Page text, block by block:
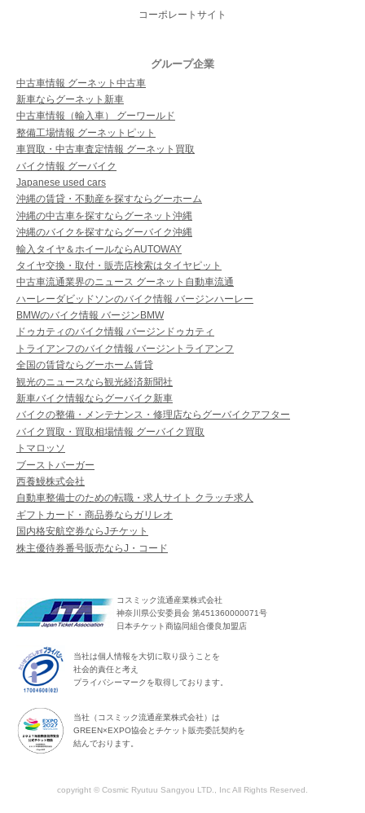
コーポレートサイト
グループ企業
中古車情報 グーネット中古車
新車ならグーネット新車
中古車情報（輸入車） グーワールド
整備工場情報 グーネットピット
車買取・中古車査定情報 グーネット買取
バイク情報 グーバイク
Japanese used cars
沖縄の賃貸・不動産を探すならグーホーム
沖縄の中古車を探すならグーネット沖縄
沖縄のバイクを探すならグーバイク沖縄
輸入タイヤ＆ホイールならAUTOWAY
タイヤ交換・取付・販売店検索はタイヤピット
中古車流通業界のニュース グーネット自動車流通
ハーレーダビッドソンのバイク情報 バージンハーレー
BMWのバイク情報 バージンBMW
ドゥカティのバイク情報 バージンドゥカティ
トライアンフのバイク情報 バージントライアンフ
全国の賃貸ならグーホーム賃貸
観光のニュースなら観光経済新聞社
新車バイク情報ならグーバイク新車
バイクの整備・メンテナンス・修理店ならグーバイクアフター
バイク買取・買取相場情報 グーバイク買取
トマロッソ
ブーストバーガー
西養鰻株式会社
自動車整備士のための転職・求人サイト クラッチ求人
ギフトカード・商品券ならガリレオ
国内格安航空券ならJチケット
株主優待券番号販売ならJ・コード
コスミック流通産業株式会社
神奈川県公安委員会 第451360000071号
日本チケット商協同組合優良加盟店
当社は個人情報を大切に取り扱うことを
社会的責任と考え
プライバシーマークを取得しております。
当社（コスミック流通産業株式会社）は
GREEN×EXPO協会とチケット販売委託契約を
結んでおります。
copyright © Cosmic Ryutuu Sangyou LTD., Inc All Rights Reserved.